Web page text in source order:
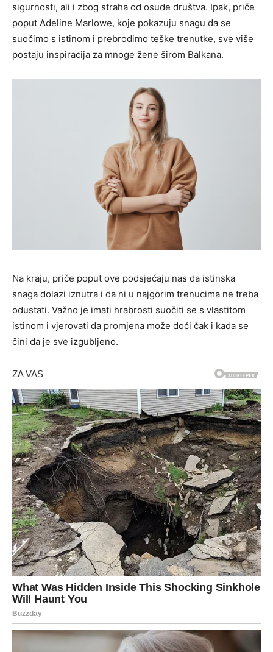
sigurnosti, ali i zbog straha od osude društva. Ipak, priče
poput Adeline Marlowe, koje pokazuju snagu da se
suočimo s istinom i prebrodimo teške trenutke, sve više
postaju inspiracija za mnoge žene širom Balkana.
Na kraju, priče poput ove podsjećaju nas da istinska
snaga dolazi iznutra i da ni u najgorim trenucima ne treba
odustati. Važno je imati hrabrosti suočiti se s vlastitom
istinom i vjerovati da promjena može doći čak i kada se
čini da je sve izgubljeno.